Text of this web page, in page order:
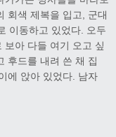
회색 제복을 입고, 군대
이동하고 있었다. 오두
보아 다들 여기 오고 싶
후드를 내려 쓴 채 집
에 앉아 있었다. 남자